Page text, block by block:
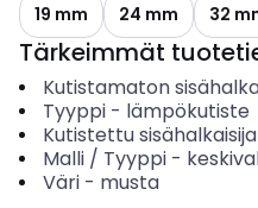
19 mm
24 mm 32
Tärkeimmät
Kutistamaton
Tyyppi- lämpökutiste
Kutistettu sisähalkaisija
Malli / Tyyppi-
Väri- musta